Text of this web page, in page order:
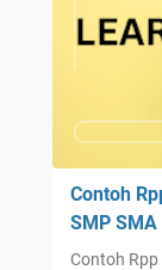
Contoh
SMP
Contoh Rpp